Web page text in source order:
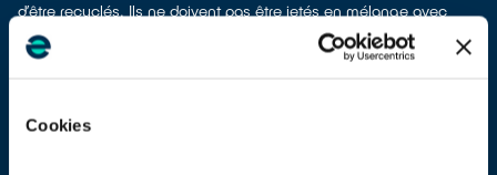
Cookies
d’être recyclés. Ils ne doivent pas être jetés en mélange avec
d’autres types de déchets tels que les emballages ménagers ou
les déchets non recyclables ! Leur dépollution et leur recyclage
collecte pour vous débarrasser de vos vieux appareils électriques